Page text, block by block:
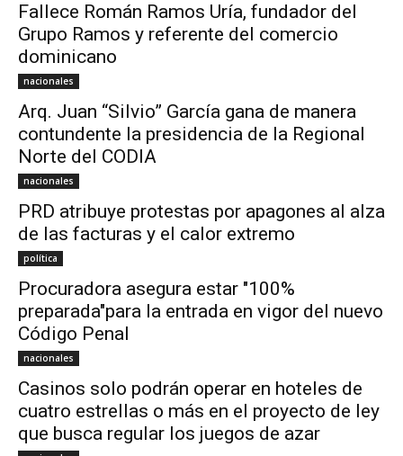
Fallece Román Ramos Uría, fundador del
Grupo Ramos y referente del comercio
dominicano
nacionales
Arq. Juan “Silvio” García gana de manera
contundente la presidencia de la Regional
Norte del CODIA
nacionales
PRD atribuye protestas por apagones al alza
de las facturas y el calor extremo
política
Procuradora asegura estar "100%
preparada"para la entrada en vigor del nuevo
Código Penal
nacionales
Casinos solo podrán operar en hoteles de
cuatro estrellas o más en el proyecto de ley
que busca regular los juegos de azar